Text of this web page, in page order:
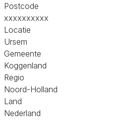
Postcode
xxxxxxxxxx
Locatie
Ursem
Gemeente
Koggenland
Regio
Noord-Holland
Land
Nederland